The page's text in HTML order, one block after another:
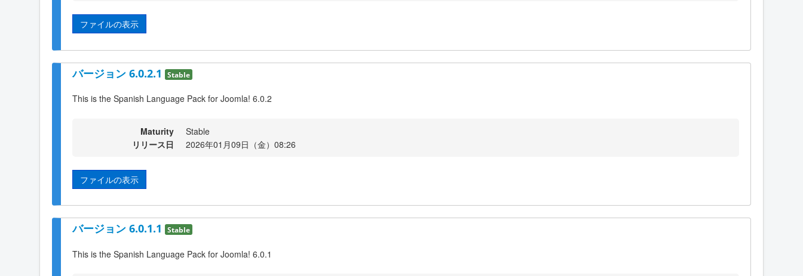
ファイルの表示
バージョン 6.0.2.1 Stable
This is the Spanish Language Pack for Joomla! 6.0.2
Maturity
Stable
リリース日
2026年01月09日（金）08:26
ファイルの表示
バージョン 6.0.1.1 Stable
This is the Spanish Language Pack for Joomla! 6.0.1